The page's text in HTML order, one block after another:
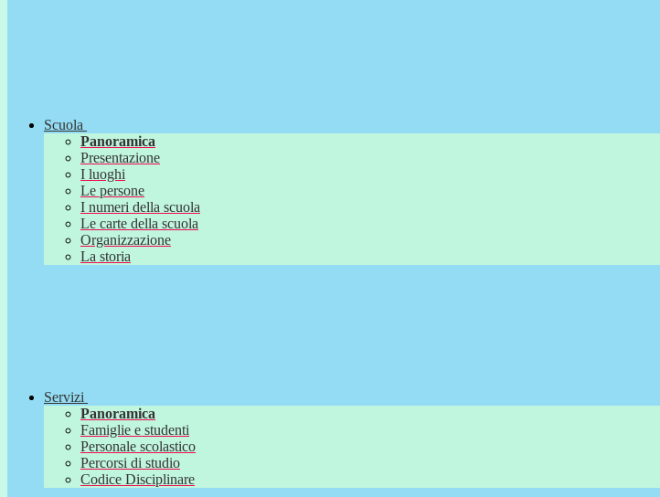
Scuola
Panoramica
Presentazione
I luoghi
Le persone
I numeri della scuola
Le carte della scuola
Organizzazione
La storia
Servizi
Panoramica
Famiglie e studenti
Personale scolastico
Percorsi di studio
Codice Disciplinare